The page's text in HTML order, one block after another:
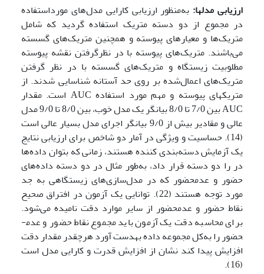
ارزیابی مدل­ها: به‌منظور ارزیابی کارایی مدل‌های مورداستفاده
در مجموع از دو دسته متریک استفاده گردید که شامل
متریک‌ها و معیارهای پیوسته و همچنین متریک‌های گسسته
می‌باشند. متریک‌های پیوسته با در نظرگرفتن نقشه پیوسته
مطلوبیت زیستگاه و متریک‌های گسسته با در نظر گرفتن
متریک‌های اعمال‌شده بر روی حد آستانه شناسایی شدند. از
متریک­های پیوسته و مهم مورد استفاده AUC است. مقدار
AUC بین 7/0 تا 8/0 بیانگر یک مدل خوب، بین 8/0 تا 9/0 مدل
عالی و مقادیر بیش از 9/0 بیانگر اجرای مدل بسیار عالی است
(14). حساسیت و ویژگی در آمار دو شاخص برای ارزیابی نتایج
یک آزمایش دسته‌بندی کننده هستند، زمانی که بتوان داده‌ها
در را دو دسته قرار داد، به‌طور مثال در دو دسته داده‌های
حضور و عدم­حضور که در مدل‌سازی‌های زیستگاهی به جد
مورد توجه هستند (22). توانایی یک آزمون در افتراق صحیح
نقاط حضور و عدم­حضور از سایر موارد دقت نامیده می‌شود.
برای محاسبه دقت یک آزمون باید مجموع نقاط حضور و عدم­
حضور را به‌کل مجموعه داده به­دست آورد هرچقدر مقدار دقت
افزایش پیدا کند نشان از افزایش قدرت و کارایی مدل است
(16).